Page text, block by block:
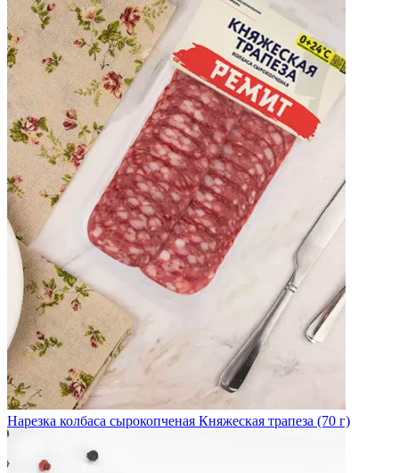
Нарезка колбаса сырокопченая Княжеская трапеза (70 г)